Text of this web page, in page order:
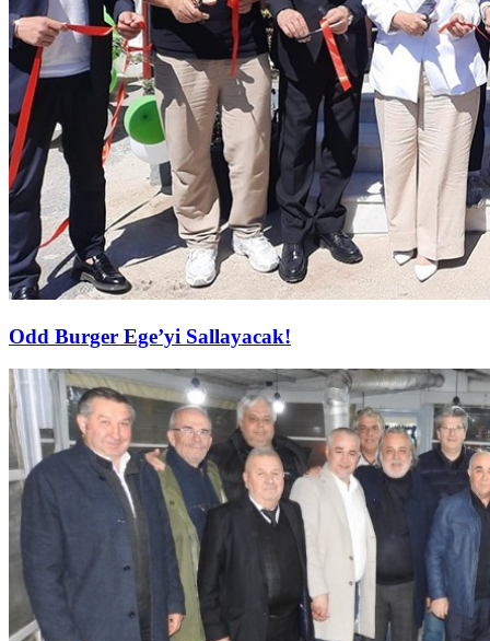
Odd Burger Ege’yi Sallayacak!